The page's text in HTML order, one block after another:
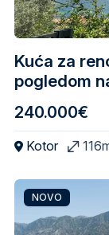
Kuća za
pogledom
240.000€
Kotor
NOVO